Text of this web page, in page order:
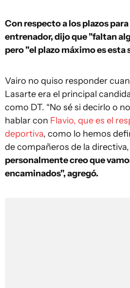
Con respecto a los plazos
entrenador, dijo que "faltan
pero "el plazo máximo es esta
Vairo no quiso responder
Lasarte era el principal
como DT. “No sé si decirlo o
hablar con Flavio, que es el
deportiva, como lo hemos
de compañeros de la
personalmente creo que
encaminados", agregó.